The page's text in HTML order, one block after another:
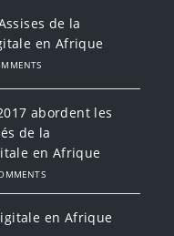
de la
en Afrique
abordent les
de la
en Afrique
en Afrique